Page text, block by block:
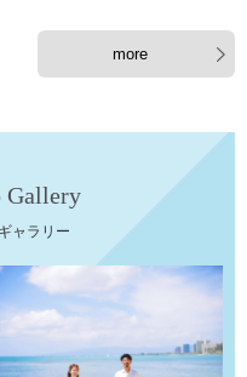
more
Gallery
ャラリー